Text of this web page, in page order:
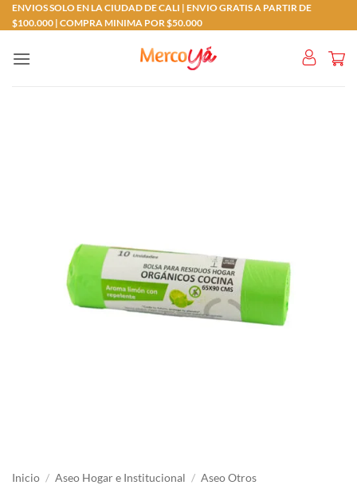
Saltar
al
ENVIOS SOLO EN LA CIUDAD DE CALI | ENVIO GRATIS A PARTIR DE
$100.000 | COMPRA MINIMA POR $50.000
Inicio / Aseo Hogar e Institucional / Aseo Otros